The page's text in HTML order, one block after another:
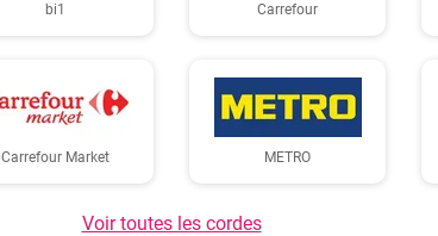
bi1 Carrefour
Carrefour Market METRO
Voir toutes les cordes